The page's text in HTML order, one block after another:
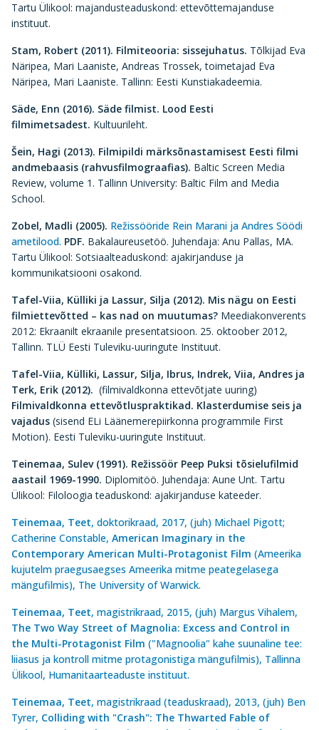
Tartu Ülikool: majandusteaduskond: ettevõttemajanduse
instituut.
Stam, Robert (2011). Filmiteooria: sissejuhatus. Tõlkijad Eva
Näripea, Mari Laaniste, Andreas Trossek, toimetajad Eva
Näripea, Mari Laaniste. Tallinn: Eesti Kunstiakadeemia.
Säde, Enn (2016). Säde filmist. Lood Eesti
filmimetsadest. Kultuurileht.
Šein, Hagi (2013). Filmipildi märksõnastamisest Eesti filmi
andmebaasis (rahvusfilmograafias). Baltic Screen Media
Review, volume 1. Tallinn University: Baltic Film and Media
School.
Zobel, Madli (2005). Režissööride Rein Marani ja Andres Söödi
ametilood. PDF. Bakalaureusetöö. Juhendaja: Anu Pallas, MA.
Tartu Ülikool: Sotsiaalteaduskond: ajakirjanduse ja
kommunikatsiooni osakond.
Tafel-Viia, Külliki ja Lassur, Silja (2012). Mis nägu on Eesti
filmiettevõtted – kas nad on muutumas? Meediakonverents
2012: Ekraanilt ekraanile presentatsioon. 25. oktoober 2012,
Tallinn. TLÜ Eesti Tuleviku-uuringute Instituut.
Tafel-Viia, Külliki, Lassur, Silja, Ibrus, Indrek, Viia, Andres ja
Terk, Erik (2012). (filmivaldkonna ettevõtjate uuring)
Filmivaldkonna ettevõtluspraktikad. Klasterdumise seis ja
vajadus (sisend ELi Läänemerepiirkonna programmile First
Motion). Eesti Tuleviku-uuringute Instituut.
Teinemaa, Sulev (1991). Režissöör Peep Puksi tõsielufilmid
aastail 1969-1990. Diplomitöö. Juhendaja: Aune Unt. Tartu
Ülikool: Filoloogia teaduskond: ajakirjanduse kateeder.
Teinemaa, Teet, doktorikraad, 2017, (juh) Michael Pigott;
Catherine Constable, American Imaginary in the
Contemporary American Multi-Protagonist Film (Ameerika
kujutelm praegusaegses Ameerika mitme peategelasega
mängufilmis), The University of Warwick.
Teinemaa, Teet, magistrikraad, 2015, (juh) Margus Vihalem,
The Two Way Street of Magnolia: Excess and Control in
the Multi-Protagonist Film ("Magnoolia" kahe suunaline tee:
liiasus ja kontroll mitme protagonistiga mängufilmis), Tallinna
Ülikool, Humanitaarteaduste instituut.
Teinemaa, Teet, magistrikraad (teaduskraad), 2013, (juh) Ben
Tyrer, Colliding with "Crash": The Thwarted Fable of